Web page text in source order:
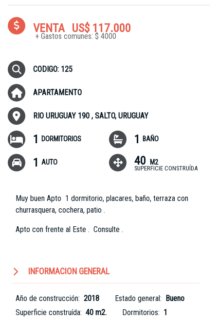
VENTA US$ 117.000
+ Gastos comunes: $ 4000
CODIGO: 125
APARTAMENTO
RIO URUGUAY 190 , SALTO, URUGUAY
1 DORMITORIOS 1 BAÑO
1 AUTO 40 M2
SUPERFICIE CONSTRUÍDA
Muy buen Apto 1 dormitorio, placares, baño, terraza con
churrasquera, cochera, patio .
Apto con frente al Este . Consulte .
INFORMACION GENERAL
Año de construcción: 2018 Estado general: Bueno
Superficie construída: 40 m2. Dormitorios: 1